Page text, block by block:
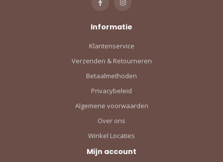
Informatie
Klantenservice
Verzenden & Retourneren
Betaalmethoden
Privacybeleid
Algemene voorwaarden
Over ons
Winkel Locaties
Mijn account